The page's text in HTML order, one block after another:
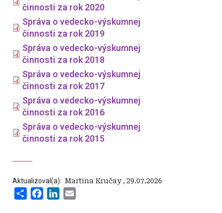
činnosti za rok 2020
Správa o vedecko-výskumnej
činnosti za rok 2019
Správa o vedecko-výskumnej
činnosti za rok 2018
Správa o vedecko-výskumnej
činnosti za rok 2017
Správa o vedecko-výskumnej
činnosti za rok 2016
Správa o vedecko-výskumnej
činnosti za rok 2015
Aktualizoval(a): ‍ Martina Kručay, 29.07.2026
Share FacebookLinkedIn